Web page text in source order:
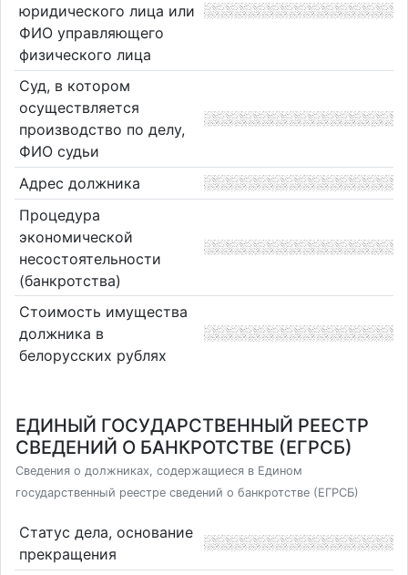
юридического лица или
ФИО управляющего
физического лица
Суд, в котором
осуществляется
производство по делу,
ФИО судьи
Адрес должника
Процедура
экономической
несостоятельности
(банкротства)
Стоимость имущества
должника в
белорусских рублях
ЕДИНЫЙ ГОСУДАРСТВЕННЫЙ РЕЕСТР
СВЕДЕНИЙ О БАНКРОТСТВЕ (ЕГРСБ)
Сведения о должниках, содержащиеся в Едином
государственный реестре сведений о банкротстве (ЕГРСБ)
Статус дела, основание
прекращения